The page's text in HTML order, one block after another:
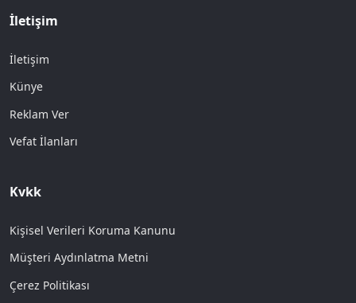
İletişim
İletişim
Künye
Reklam Ver
Vefat İlanları
Kvkk
Kişisel Verileri Koruma Kanunu
Müşteri Aydınlatma Metni
Çerez Politikası